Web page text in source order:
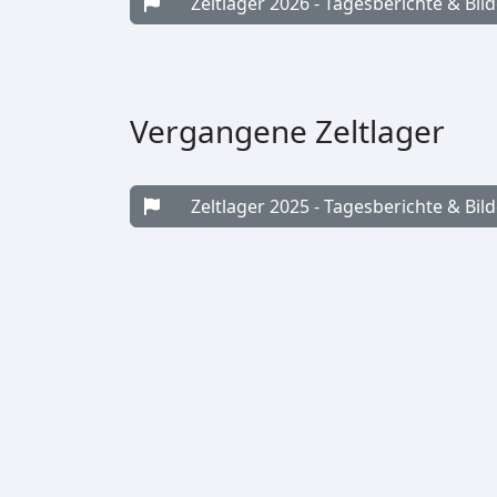
Vergangene Zeltlager
Zeltlager 2025 - Tagesberichte &